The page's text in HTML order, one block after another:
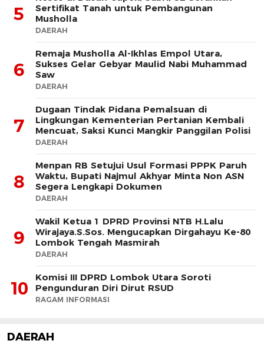
5
Sertifikat Tanah untuk Pembangunan
Musholla
DAERAH
6
Remaja Musholla Al-Ikhlas Empol Utara,
Sukses Gelar Gebyar Maulid Nabi Muhammad
Saw
DAERAH
7
Dugaan Tindak Pidana Pemalsuan di
Lingkungan Kementerian Pertanian Kembali
Mencuat, Saksi Kunci Mangkir Panggilan Polisi
DAERAH
8
Menpan RB Setujui Usul Formasi PPPK Paruh
Waktu, Bupati Najmul Akhyar Minta Non ASN
Segera Lengkapi Dokumen
DAERAH
9
Wakil Ketua 1 DPRD Provinsi NTB H.Lalu
Wirajaya.S.Sos. Mengucapkan Dirgahayu Ke-80
Lombok Tengah Masmirah
DAERAH
10
Komisi III DPRD Lombok Utara Soroti
Pengunduran Diri Dirut RSUD
RAGAM INFORMASI
DAERAH